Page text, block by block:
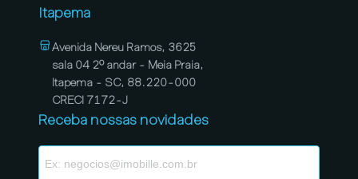
Itapema
Avenida Nereu Ramos, 3625
sala 04 2º andar - Meia Praia,
Itapema - SC, 88.220-000
CRECI 7172-J
Receba nossas novidades